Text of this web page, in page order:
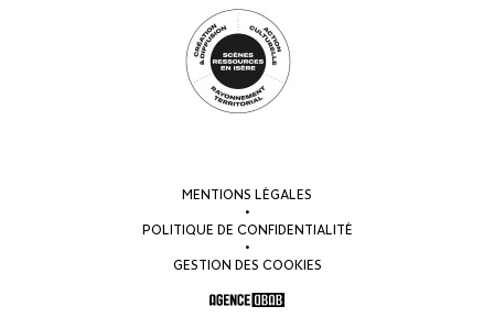
MENTIONS LÉGALES
•
POLITIQUE DE CONFIDENTIALITÉ
•
GESTION DES COOKIES